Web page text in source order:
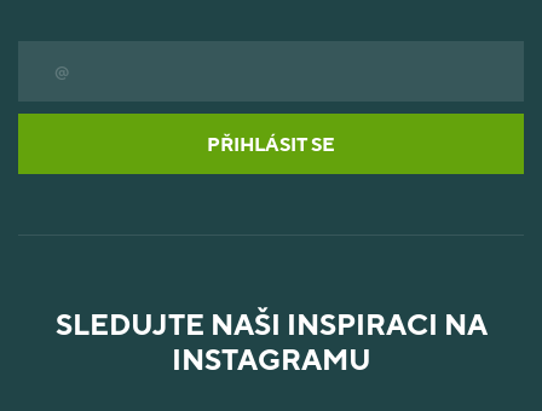
PŘIHLÁSIT SE
SLEDUJTE NAŠI INSPIRACI NA
INSTAGRAMU